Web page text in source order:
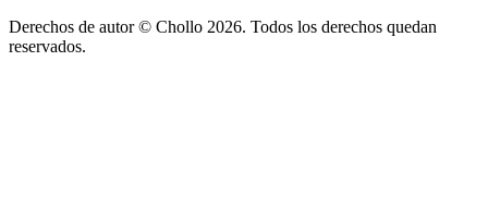
Derechos de autor © Chollo 2026. Todos los derechos quedan
reservados.